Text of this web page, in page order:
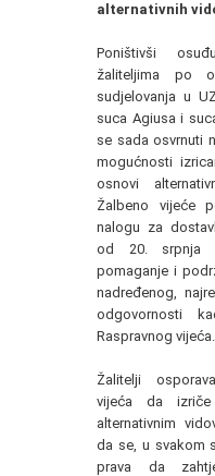
alternativnih
Poništivši
žaliteljima po
sudjelovanja u
suca Agiusa i
se sada osvrnuti
mogućnosti
osnovi
Žalbeno vijeće
nalogu za
od 20. srpnja
pomaganje i
nadređenog,
odgovornosti
Raspravnog vijeća.
Žalitelji
vijeća da
alternativnim
da se, u svakom
prava da